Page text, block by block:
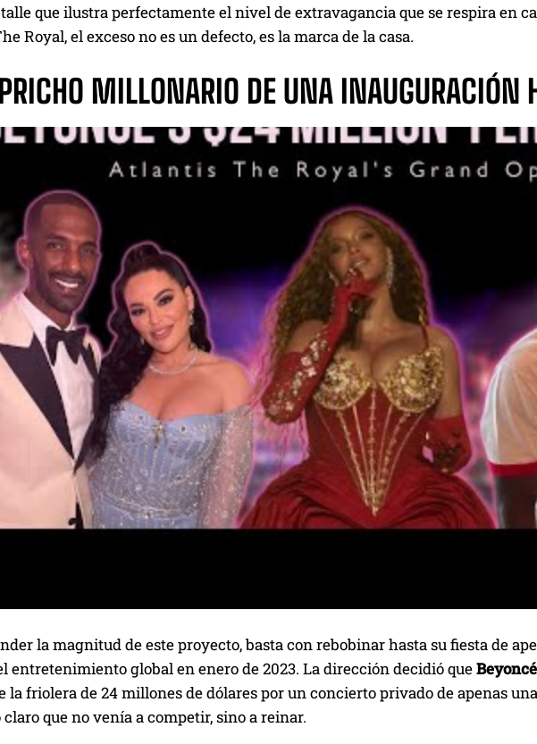
que ilustra perfectamente el nivel de extravagancia que se respira en
Royal, el exceso no es un defecto, es la marca de la casa.
MILLONARIO DE UNA INAUGURACIÓN
la magnitud de este proyecto, basta con rebobinar hasta su fiesta de
entretenimiento global en enero de 2023. La dirección decidió que
la friolera de 24 millones de dólares por un concierto privado de apenas
que no venía a competir, sino a reinar.